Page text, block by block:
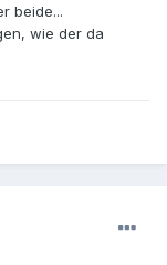
beide...
wie der da